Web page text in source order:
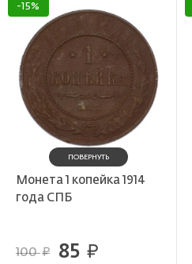
-15%
ПОВЕРНУТЬ
Монета 1 копейка 1914
года СПБ
100руб. 85 руб.